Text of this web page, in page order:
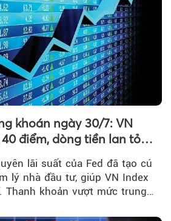
khoán ngày 30/7: VN
điểm, dòng tiền lan tỏa
lãi suất của Fed đã tạo cú
lý nhà đầu tư, giúp VN Index
Thanh khoản vượt mức trung